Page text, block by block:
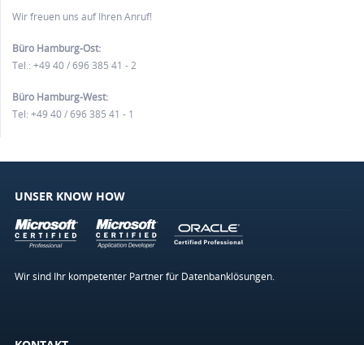
Wir freuen uns auf Ihren Anruf!
Büro Hamburg-Ost:
Tel.: +49 40 / 696 385 41 - 2
Büro Hamburg-West:
Tel: +49 40 / 696 385 41 - 1
UNSER KNOW HOW
Wir sind Ihr kompetenter Partner für Datenbanklösungen.